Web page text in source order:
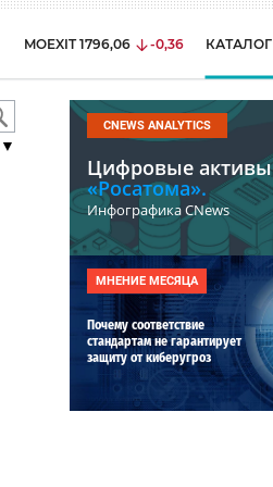
MOEXIT 1796,06 -0,36 КАТАЛОГ
▼
CNEWS ANALYTICS
Цифровые активы
«Росатома».
Инфографика CNews
МНЕНИЕ МЕСЯЦА
Почему соответствие
стандартам не гарантирует
защиту от киберугроз